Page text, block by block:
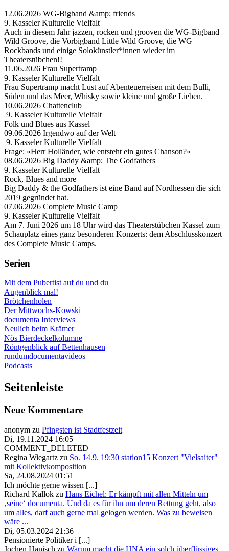
12.06.2026 WG-Bigband &amp; friends
9. Kasseler Kulturelle Vielfalt
Auch in diesem Jahr jazzen, rocken und grooven die WG-Bigband
Wild Groove, die Vorbigband Little Wild Groove, die WG
Rockbands und einige Solokünstler*innen wieder im
Theaterstübchen!!
11.06.2026 Frau Supertramp
9. Kasseler Kulturelle Vielfalt
Frau Supertramp macht Lust auf Abenteuerreisen mit dem Bulli,
Süden und das Meer, Whisky sowie kleine und große Lieben.
10.06.2026 Chattenclub
9. Kasseler Kulturelle Vielfalt
Folk und Blues aus Kassel
09.06.2026 Irgendwo auf der Welt
9. Kasseler Kulturelle Vielfalt
Frage: »Herr Holländer, wie entsteht ein gutes Chanson?«
08.06.2026 Big Daddy &amp; The Godfathers
9. Kasseler Kulturelle Vielfalt
Rock, Blues and more
Big Daddy & the Godfathers ist eine Band auf Nordhessen die sich
2019 gegründet hat.
07.06.2026 Complete Music Camp
9. Kasseler Kulturelle Vielfalt
Am 7. Juni 2026 um 18 Uhr wird das Theaterstübchen Kassel zum
Schauplatz eines ganz besonderen Konzerts: dem Abschlusskonzert
des Complete Music Camps.
Serien
Mit dem Pubertist auf du und du
Augenblick mal!
Brötchenholen
Der Mittwochs-Kowski
documenta Interviews
Neulich beim Krämer
Nös Bierdeckelkolumne
Röntgenblick auf Bettenhausen
rundumdocumentavideos
Podcasts
Seitenleiste
Neue Kommentare
anonym zu Pfingsten ist Stadtfestzeit
Di, 19.11.2024 16:05
COMMENT_DELETED
Regina Wiegartz zu So. 14.9. 19:30 station15 Konzert "Vielsaiter"
mit Kollektivkomposition
Sa, 24.08.2024 01:51
Ich möchte gerne wissen [...]
Richard Kallok zu Hans Eichel: Er kämpft mit allen Mitteln um
‚seine‘ documenta. Und da es für ihn um deren Rettung geht, also
um alles, darf auch gerne mal gelogen werden. Was zu beweisen
wäre ...
Di, 05.03.2024 21:36
Pensionierte Politiker i [...]
Jochen Hanisch zu Warum macht die HNA ein solch überflüssiges